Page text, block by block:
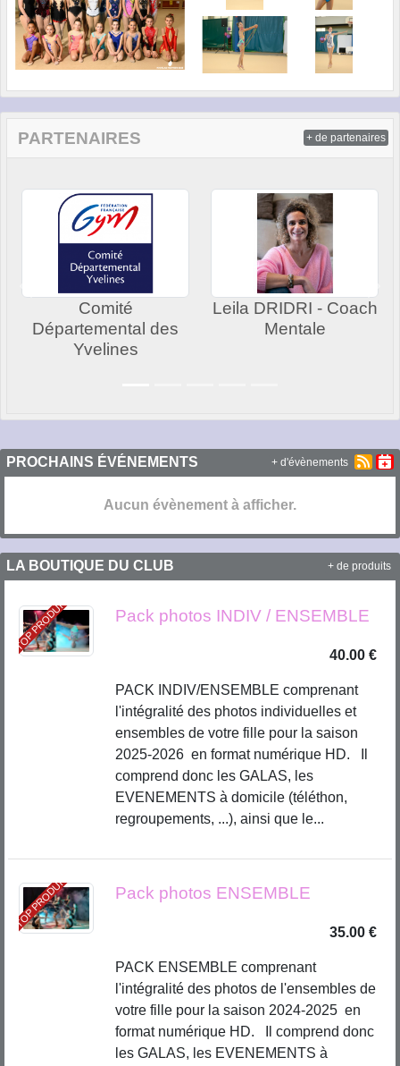
PARTENAIRES
Comité
Départemental des
Yvelines
Leila DRIDRI - Coach
Mentale
Précedent
+ de partenaires
PROCHAINS ÉVÉNEMENTS
Aucun évènement à afficher.
+ d'évènements
LA BOUTIQUE DU CLUB
TOP PRODUIT Pack photos INDIV / ENSEMBLE
40.00 €
PACK INDIV/ENSEMBLE comprenant
l'intégralité des photos individuelles et
ensembles de votre fille pour la saison
2025-2026 en format numérique HD. Il
comprend donc les GALAS, les
EVENEMENTS à domicile (téléthon,
regroupements, ...), ainsi que le...
TOP PRODUIT Pack photos ENSEMBLE
35.00 €
PACK ENSEMBLE comprenant
l'intégralité des photos de l'ensembles de
votre fille pour la saison 2024-2025 en
format numérique HD. Il comprend donc
les GALAS, les EVENEMENTS à
+ de produits